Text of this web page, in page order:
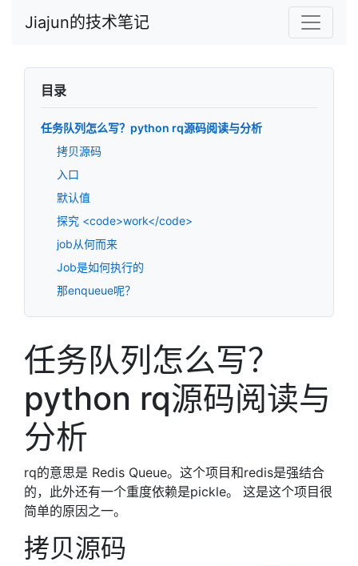
Jiajun的技术笔记
目录
任务队列怎么写？python rq源码阅读与分析
拷贝源码
入口
默认值
探究 <code>work</code>
job从何而来
Job是如何执行的
那enqueue呢？
任务队列怎么写？
python rq源码阅读与
分析
rq的意思是 Redis Queue。这个项目和redis是强结合
的，此外还有一个重度依赖是pickle。 这是这个项目很
简单的原因之一。
拷贝源码